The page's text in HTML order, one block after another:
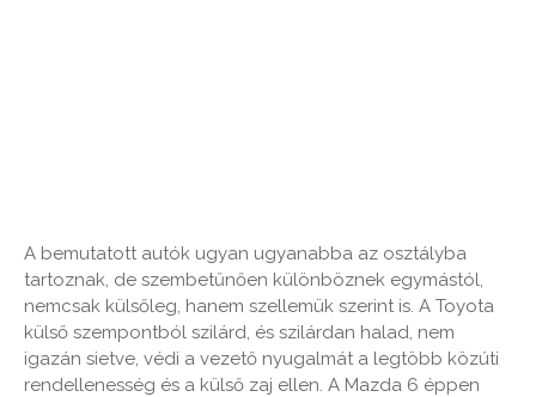
A bemutatott autók ugyan ugyanabba az osztályba
tartoznak, de szembetűnően különböznek egymástól,
nemcsak külsőleg, hanem szellemük szerint is. A Toyota
külső szempontból szilárd, és szilárdan halad, nem
igazán sietve, védi a vezető nyugalmát a legtöbb közúti
rendellenesség és a külső zaj ellen. A Mazda 6 éppen